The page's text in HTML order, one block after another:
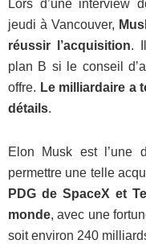
Lors d’une interview
jeudi à Vancouver,
réussir l’acquisition.
plan B si le conseil
offre. Le milliardaire a
détails.
Elon Musk est l’une
permettre une telle
PDG de SpaceX et
monde, avec une
soit environ 240